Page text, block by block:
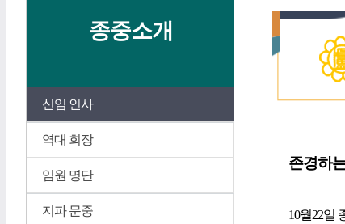
종중소개
신임 인사
역대 회장
임원 명단
지파 문중
존경하
10월22일